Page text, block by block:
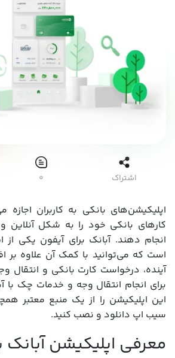
اشتراک ۰
اپلیکیشن‌های بانکی به کاربران اجازه
کارهای بانکی خود را به شکل آنلاین
انجام دهند. آبانک برای آیفون یکی از
است که می‌توانید با کمک آن علاوه بر
آینده، درخواست کارت بانکی و انتقال
برای انجام انتقال وجه و خدمات چک با
این اپلیکیشن را از یک منبع معتبر
سیب اپ دانلود و نصب کنید.
معرفی اپلیکیشن آبانک